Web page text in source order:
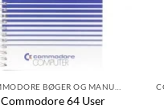
Commodore 64 User